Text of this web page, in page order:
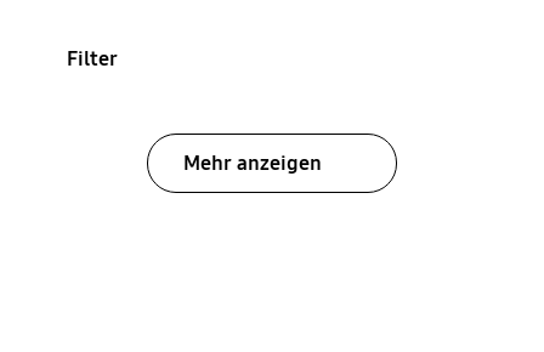
Filter
Mehr anzeigen